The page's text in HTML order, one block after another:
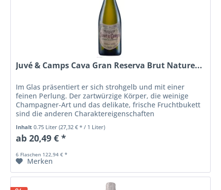
Juvé & Camps Cava Gran Reserva Brut Nature...
Im Glas präsentiert er sich strohgelb und mit einer
feinen Perlung. Der zartwürzige Körper, die weinige
Champagner-Art und das delikate, frische Fruchtbukett
sind die anderen Charaktereigenschaften
Inhalt0.75 Liter(27,32 € * / 1 Liter)
ab 20,49 € *
6 Flaschen 122,94 € *
Merken